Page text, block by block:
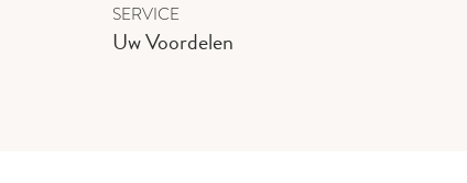
SERVICE
Uw Voordelen